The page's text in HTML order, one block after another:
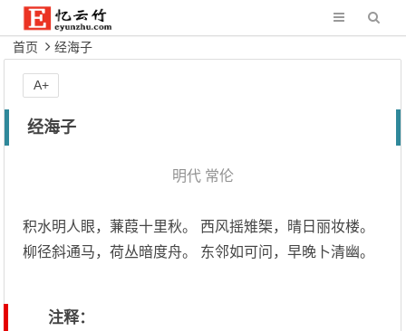
首页 经海子
经海子
明代 常伦
积水明人眼，蒹葭十里秋。 西风摇雉榘，晴日丽妆楼。
柳径斜通马，荷丛暗度舟。 东邻如可问，早晚卜清幽。
注释：
A+